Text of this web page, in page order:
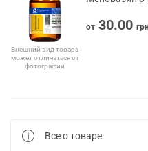
Внешний вид товара
может отличаться от
фотографии
от 30.00
Все о товаре